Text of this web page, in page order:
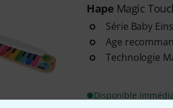
Hape Magic
Série Baby
Age
Technologie
Disponible